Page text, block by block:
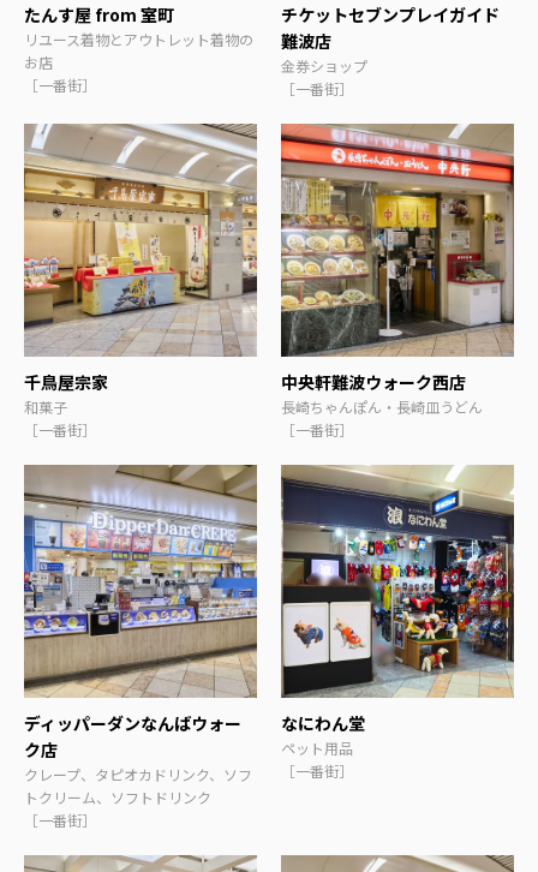
たんす屋 from 室町
リユース着物とアウトレット着物の
お店
［一番街］
チケットセブンプレイガイド
難波店
金券ショップ
［一番街］
千鳥屋宗家
和菓子
［一番街］
中央軒難波ウォーク西店
長崎ちゃんぽん・長崎皿うどん
［一番街］
ディッパーダンなんばウォー
ク店
クレープ、タピオカドリンク、ソフ
トクリーム、ソフトドリンク
［一番街］
なにわん堂
ペット用品
［一番街］